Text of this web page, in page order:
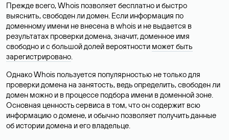
Прежде всего, Whois позволяет бесплатно и быстро
выяснить, свободен ли домен. Если информация по
доменному имени не внесена в whois и не выдается в
результатах проверки домена, значит, доменное имя
свободно и с большой долей вероятности может быть
зарегистрировано.
Однако Whois пользуется популярностью не только для
проверки домена на занятость, ведь определить, свободен ли
домен можно и в процессе подбора имени в доменной зоне.
Основная ценность сервиса в том, что он содержит всю
информацию о домене, и обычно позволяет получить данные
об истории домена и его владельце.